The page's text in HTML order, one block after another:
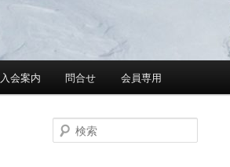
入会案内 問合せ 会員専用
検
索